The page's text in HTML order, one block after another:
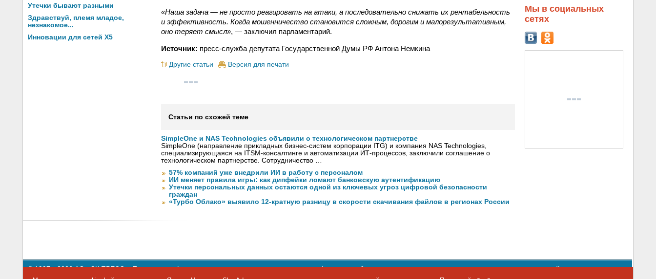
Утечки бывают разными
Здравствуй, племя младое,
незнакомое...
Инновации для сетей X5
«Наша задача — не просто реагировать на атаки, а последовательно снижать их рентабельность
и эффективность. Когда мошенничество становится сложным, дорогим и малорезультативным,
оно теряет смысл», — заключил парламентарий.
Источник: пресс-служба депутата Государственной Думы РФ Антона Немкина
Другие статьи Версия для печати
Статьи по схожей теме
SimpleOne и NAS Technologies объявили о технологическом партнерстве
SimpleOne (направление прикладных бизнес-систем корпорации ITG) и компания NAS Technologies,
специализирующаяся на ITSM-консалтинге и автоматизации ИТ-процессов, заключили соглашение о
технологическом партнерстве. Сотрудничество …
57% компаний уже внедрили ИИ в работу с персоналом
ИИ меняет правила игры: как дипфейки ломают банковскую аутентификацию
Утечки персональных данных остаются одной из ключевых угроз цифровой безопасности
граждан
«Турбо Облако» выявило 12-кратную разницу в скорости скачивания файлов в регионах России
Мы в социальных
сетях
© 1997—2026 АО «СК ПРЕСС».Политика конфиденциальности персональных данных,информация об авторских правах и порядке использования материалов сайта
109147 г. Москва, ул. Марксистская, 34, строение 10. Телефон: +7 495 974-22-60. Факс: +7 495 974-22-63. E-mail:
siteeditor@iemag.ru